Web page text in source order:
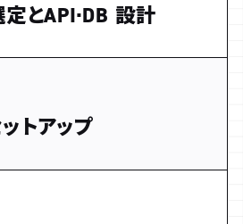
とAPI·DB 設計
トアップ